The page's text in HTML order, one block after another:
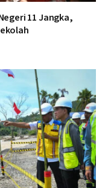
11 Jangka,